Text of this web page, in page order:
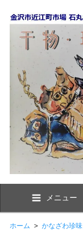
メニュー
ホーム > かなざわ珍味